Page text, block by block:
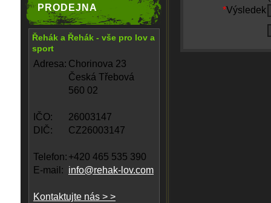
PRODEJNA
Řehák a Řehák - vše pro lov a
sport
Adresa: Chorinova 23
Česká Třebová
560 02
IČO:
26003147
DIČ:
CZ26003147
Telefon: +420 465 535 390
E-mail: info@rehak-lov.com
Kontaktujte nás > >
*Výsledek